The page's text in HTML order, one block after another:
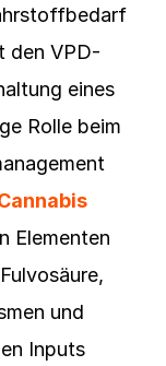
den VPD-
eines
Rolle beim
Elementen
und
Inputs